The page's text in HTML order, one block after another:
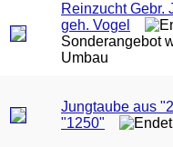
Reinzucht Gebr.
geh. Vogel
Sonderangebot
Umbau
Jungtaube aus
"1250"